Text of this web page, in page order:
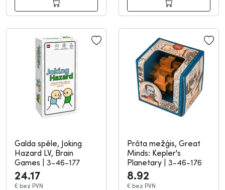
Galda spēle, Joking
Hazard LV, Brain
Games
3-46-177
24.17
€ bez PVN
Prāta mežģis, Great
Minds: Kepler's
Planetary
3-46-176
8.92
€ bez PVN